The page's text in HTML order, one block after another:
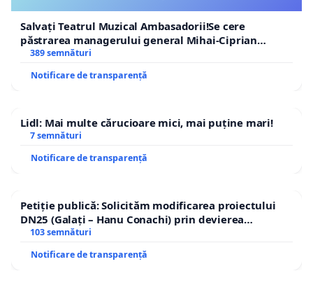
Salvați Teatrul Muzical Ambasadorii!Se cere
păstrarea managerului general Mihai-Ciprian
ROGOJAN
389 semnături
Notificare de transparență
Lidl: Mai multe cărucioare mici, mai puține mari!
7 semnături
Notificare de transparență
Petiție publică: Solicităm modificarea proiectului
DN25 (Galați – Hanu Conachi) prin devierea
traseului în afara localităților!
103 semnături
Notificare de transparență